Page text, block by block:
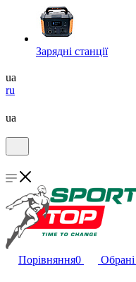
Зарядні станції
ua
ru
ua
Порівняння0